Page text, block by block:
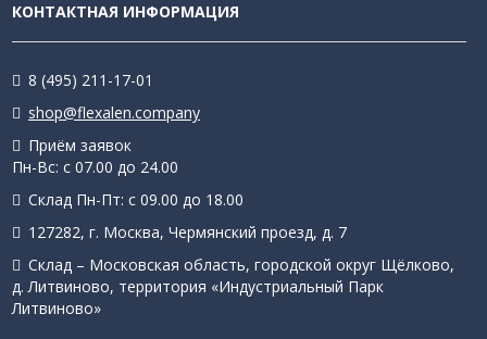
КОНТАКТНАЯ ИНФОРМАЦИЯ
8 (495) 211-17-01
shop@flexalen.company
Приём заявок
Пн-Вс: с 07.00 до 24.00
Склад Пн-Пт: с 09.00 до 18.00
127282, г. Москва, Чермянский проезд, д. 7
Склад – Московская область, городской округ Щёлково,
д. Литвиново, территория «Индустриальный Парк
Литвиново»